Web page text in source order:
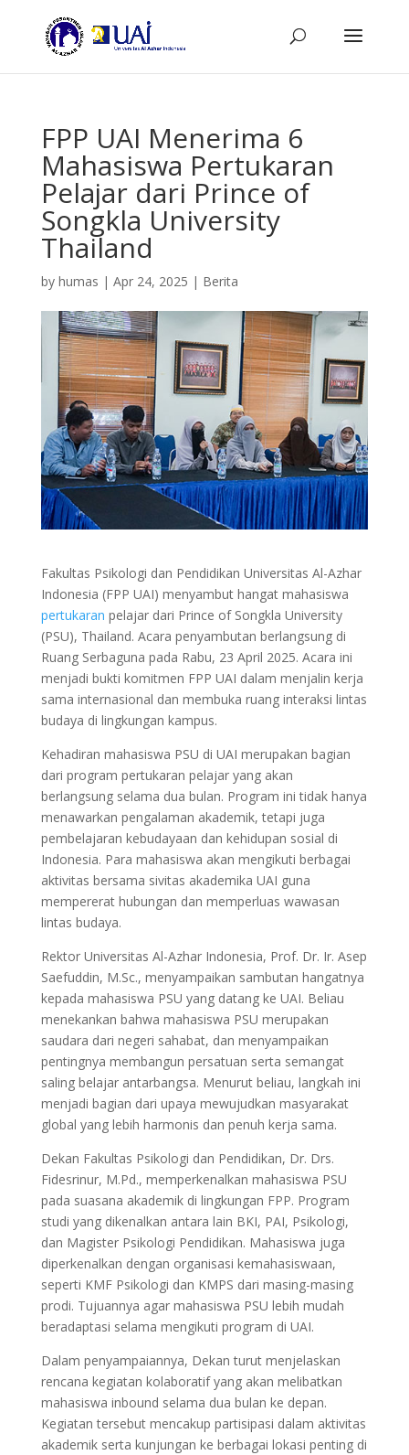
FPP UAI Menerima 6
Mahasiswa Pertukaran
Pelajar dari Prince of
Songkla University
Thailand
by humas | Apr 24, 2025 | Berita
Fakultas Psikologi dan Pendidikan Universitas Al-Azhar
Indonesia (FPP UAI) menyambut hangat mahasiswa
pertukaran pelajar dari Prince of Songkla University
(PSU), Thailand. Acara penyambutan berlangsung di
Ruang Serbaguna pada Rabu, 23 April 2025. Acara ini
menjadi bukti komitmen FPP UAI dalam menjalin kerja
sama internasional dan membuka ruang interaksi lintas
budaya di lingkungan kampus.
Kehadiran mahasiswa PSU di UAI merupakan bagian
dari program pertukaran pelajar yang akan
berlangsung selama dua bulan. Program ini tidak hanya
menawarkan pengalaman akademik, tetapi juga
pembelajaran kebudayaan dan kehidupan sosial di
Indonesia. Para mahasiswa akan mengikuti berbagai
aktivitas bersama sivitas akademika UAI guna
mempererat hubungan dan memperluas wawasan
lintas budaya.
Rektor Universitas Al-Azhar Indonesia, Prof. Dr. Ir. Asep
Saefuddin, M.Sc., menyampaikan sambutan hangatnya
kepada mahasiswa PSU yang datang ke UAI. Beliau
menekankan bahwa mahasiswa PSU merupakan
saudara dari negeri sahabat, dan menyampaikan
pentingnya membangun persatuan serta semangat
saling belajar antarbangsa. Menurut beliau, langkah ini
menjadi bagian dari upaya mewujudkan masyarakat
global yang lebih harmonis dan penuh kerja sama.
Dekan Fakultas Psikologi dan Pendidikan, Dr. Drs.
Fidesrinur, M.Pd., memperkenalkan mahasiswa PSU
pada suasana akademik di lingkungan FPP. Program
studi yang dikenalkan antara lain BKI, PAI, Psikologi,
dan Magister Psikologi Pendidikan. Mahasiswa juga
diperkenalkan dengan organisasi kemahasiswaan,
seperti KMF Psikologi dan KMPS dari masing-masing
prodi. Tujuannya agar mahasiswa PSU lebih mudah
beradaptasi selama mengikuti program di UAI.
Dalam penyampaiannya, Dekan turut menjelaskan
rencana kegiatan kolaboratif yang akan melibatkan
mahasiswa inbound selama dua bulan ke depan.
Kegiatan tersebut mencakup partisipasi dalam aktivitas
akademik serta kunjungan ke berbagai lokasi penting di